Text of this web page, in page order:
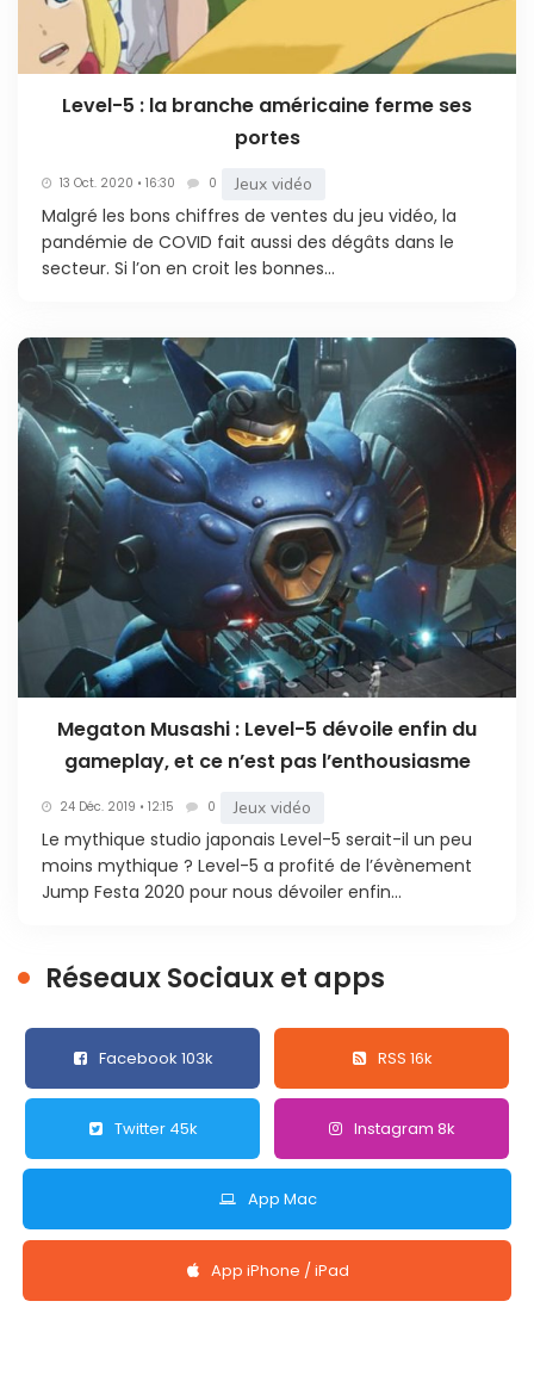
Level-5 : la branche américaine ferme ses
portes
13 Oct. 2020 • 16:30 0 Jeux vidéo
Malgré les bons chiffres de ventes du jeu vidéo, la
pandémie de COVID fait aussi des dégâts dans le
secteur. Si l’on en croit les bonnes...
Megaton Musashi : Level-5 dévoile enfin du
gameplay, et ce n’est pas l’enthousiasme
24 Déc. 2019 • 12:15 0 Jeux vidéo
Le mythique studio japonais Level-5 serait-il un peu
moins mythique ? Level-5 a profité de l’évènement
Jump Festa 2020 pour nous dévoiler enfin...
Réseaux Sociaux et apps
Facebook 103k RSS 16k
Twitter 45k Instagram 8k
App Mac
App iPhone / iPad